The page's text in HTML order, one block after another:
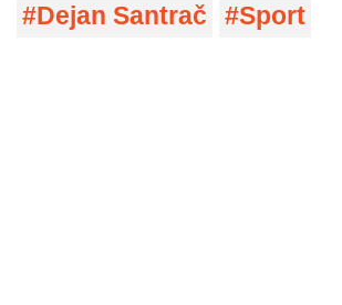
Dejan Santrač
Sport